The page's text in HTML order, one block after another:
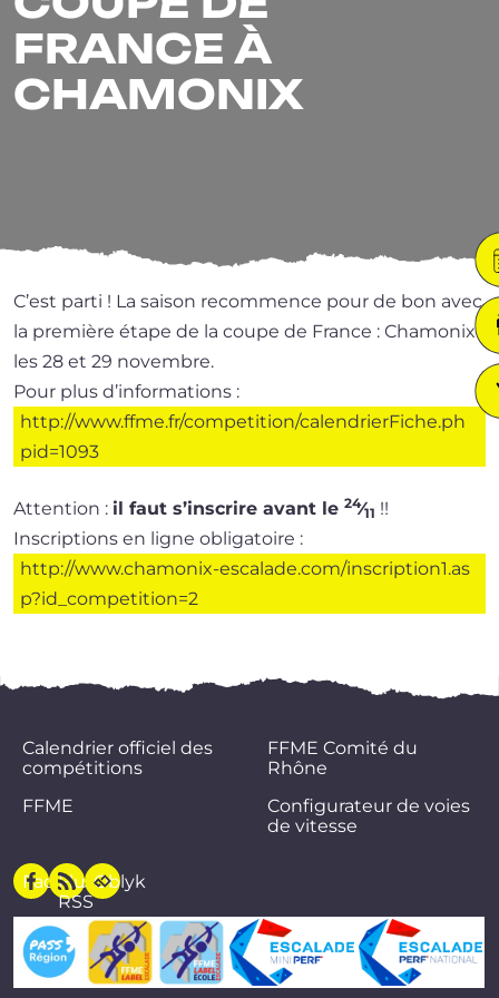
FRANCE À
CHAMONIX
C’est par­ti ! La sai­son recom­mence pour de bon avec
la pre­mière étape de la coupe de France : Chamonix
les 28 et 29 novembre.
Pour plus d’in­for­ma­tions :
http://​www​.ffme​.fr/​c​o​m​p​e​t​i​t​i​o​n​/​c​a​l​e​n​d​r​i​e​r​F​i​c​h​e​.​p​h​
pid=1093
Attention : il faut s’ins­crire avant le 24⁄11 !!
Inscriptions en ligne obli­ga­toire :
http://​www​.cha​mo​nix​-esca​lade​.com/​i​n​s​c​r​i​p​t​i​o​n​1​.​a​s​
p​?​i​d​_​c​o​m​p​e​tition=2
Calendrier officiel des
compétitions
FFME
FFME Comité du
Rhône
Configurateur de voies
de vitesse
Facebook
Flux
RSS
Oblyk